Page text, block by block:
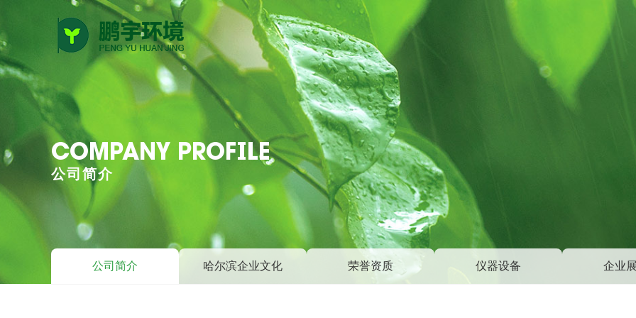
COMPANY PROFILE
公司简介
公司简介 哈尔滨企业文化 荣誉资质 仪器设备 企业